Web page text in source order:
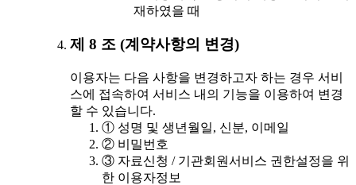
재하였을 때
제 8 조 (계약사항의 변경)
이용자는 다음 사항을 변경하고자 하는 경우 서비
스에 접속하여 서비스 내의 기능을 이용하여 변경
할 수 있습니다.
① 성명 및 생년월일, 신분, 이메일
② 비밀번호
③ 자료신청 / 기관회원서비스 권한설정을 위
한 이용자정보